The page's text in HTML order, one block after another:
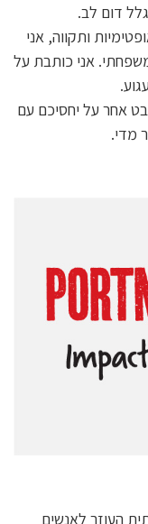
דום לב.
ותקווה, אני
אני כותבת על
אחר על יחסיכם עם
מדי.
העוזר לאנשים